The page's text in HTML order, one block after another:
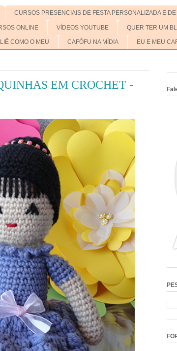
CURSOS PRESENCIAIS DE FESTA PERSONALIZADA E
ONLINE VÍDEOS YOUTUBE QUER TER UM
COMO O MEU CAFÔFU NA MÍDIA EU E MEU
EM CROCHET -